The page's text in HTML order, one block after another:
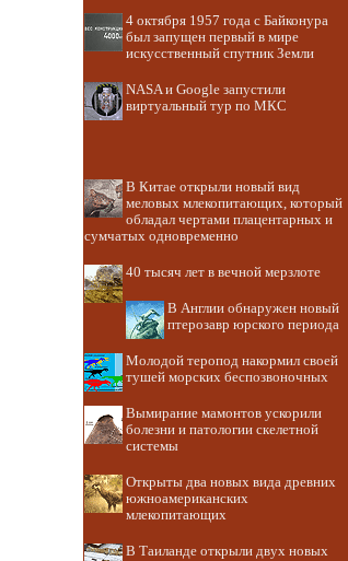
4 октября 1957 года с Байконура
был запущен первый в мире
искусственный спутник Земли
NASA и Google запустили
виртуальный тур по МКС
В Китае открыли новый вид
меловых млекопитающих, который
обладал чертами плацентарных и
сумчатых одновременно
40 тысяч лет в вечной мерзлоте
В Англии обнаружен новый
птерозавр юрского периода
Молодой теропод накормил своей
тушей морских беспозвоночных
Вымирание мамонтов ускорили
болезни и патологии скелетной
системы
Открыты два новых вида древних
южноамериканских
млекопитающих
В Таиланде открыли двух новых